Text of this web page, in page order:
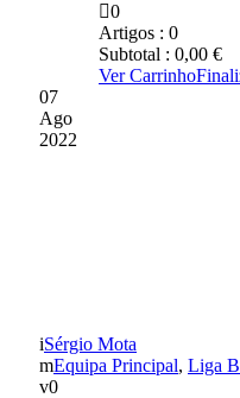
0
Artigos : 0
Subtotal : 0,00 €
Ver Carrinho
07
Ago
2022
Sérgio Mota
Equipa Principal, Liga
0